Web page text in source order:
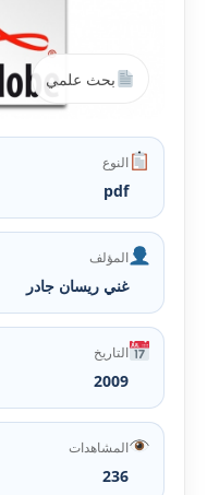
بحث علمي
النوع
pdf
المؤلف
غني ريسان جادر
التاريخ
2009
المشاهدات
236